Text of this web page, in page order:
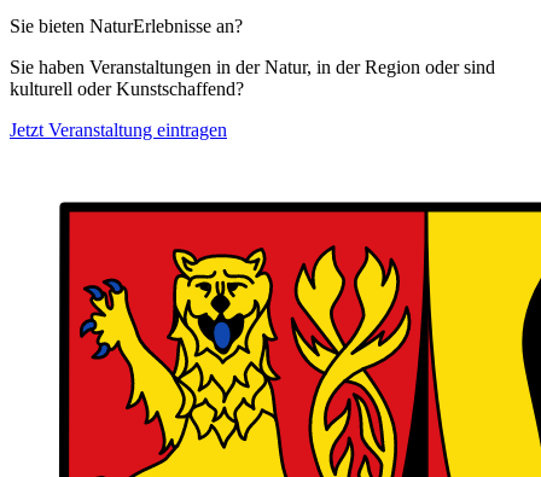
Sie bieten NaturErlebnisse an?
Sie haben Veranstaltungen in der Natur, in der Region oder sind
kulturell oder Kunstschaffend?
Jetzt Veranstaltung eintragen